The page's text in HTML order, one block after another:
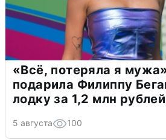
«Всё, потеряла я
подарила Филиппу
лодку за 1,2 млн рублей
5 августа 100